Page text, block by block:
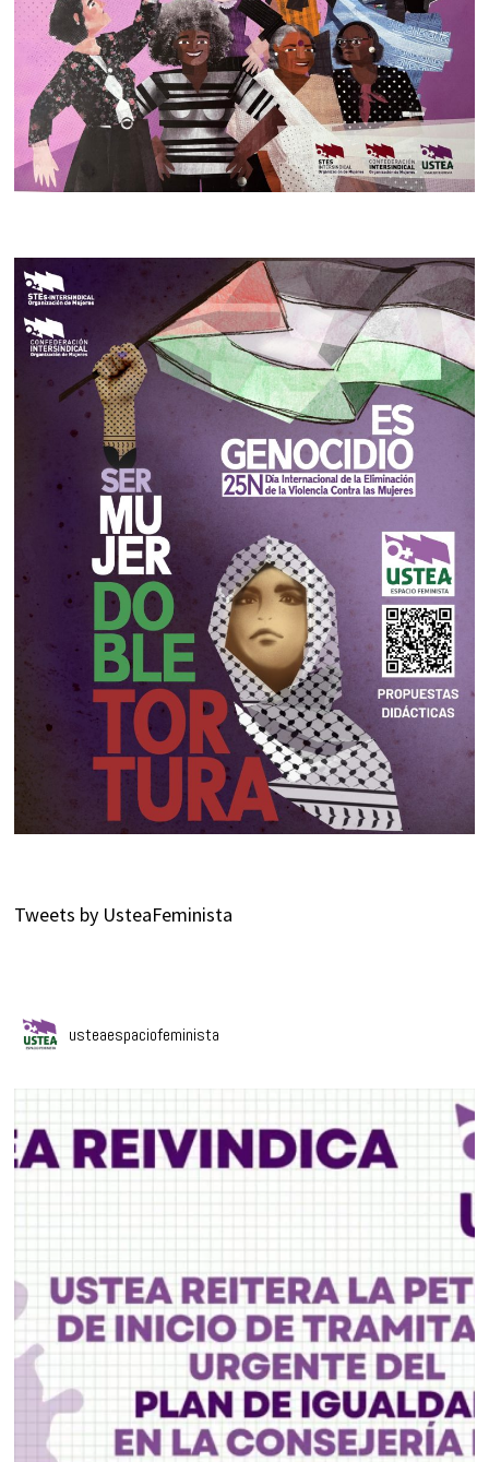
Tweets by UsteaFeminista
usteaespaciofeminista